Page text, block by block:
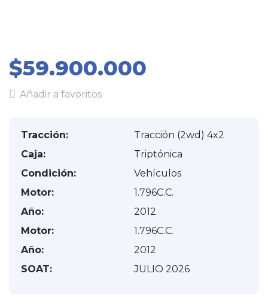
$59.900.000
Añadir a favoritos
Tracción:
Tracción (2wd) 4x2
Caja:
Triptónica
Condición:
Vehículos
Motor:
1.796C.C.
Año:
2012
Motor:
1.796C.C.
Año:
2012
SOAT:
JULIO 2026